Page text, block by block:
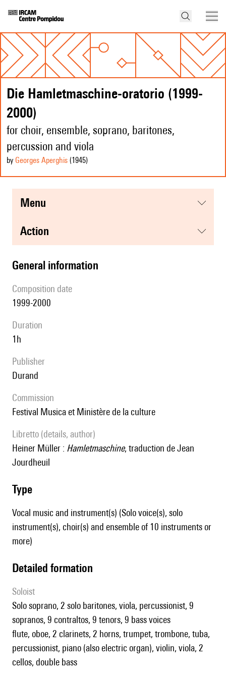
Die Hamletmaschine-oratorio (1999-
2000)
for choir, ensemble, soprano, baritones,
percussion and viola
by Georges Aperghis (1945)
menu
action
general information
composition date
1999-2000
duration
1h
publisher
Durand
Commission
Festival Musica et Ministère de la culture
Libretto (details, author)
Heiner Müller : Hamletmaschine, traduction de Jean
Jourdheuil
type
Vocal music and instrument(s) (Solo voice(s), solo
instrument(s), choir(s) and ensemble of 10 instruments or
more)
detailed formation
Soloist
solo soprano, 2 solo baritones, viola, percussionist, 9
sopranos, 9 contraltos, 9 tenors, 9 bass voices
flute, oboe, 2 clarinets, 2 horns, trumpet, trombone, tuba,
percussionist, piano (also electric organ), violin, viola, 2
cellos, double bass